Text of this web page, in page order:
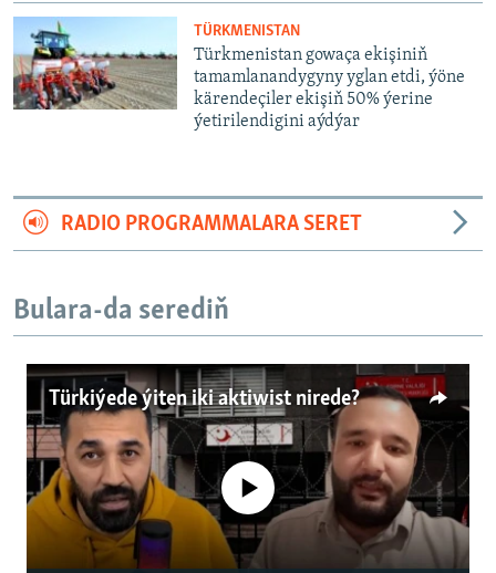
TÜRKMENISTAN
Türkmenistan gowaça ekişiniň
tamamlanandygyny yglan etdi, ýöne
kärendeçiler ekişiň 50% ýerine
ýetirilendigini aýdýar
RADIO PROGRAMMALARA SERET
Bulara-da serediň
Türkiýede ýiten iki aktiwist nirede?
No media source currently available